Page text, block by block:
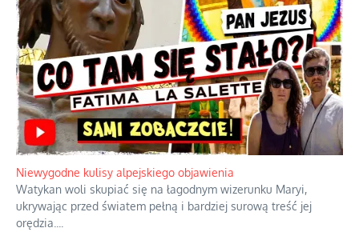
Duchowa apteczka bez teologicznych podróbek
Instrukcja obsługi łaski z ominięciem duchowych skrótów.